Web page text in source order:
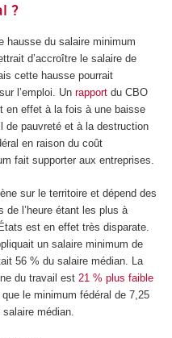
?
hausse du salaire minimum
d’accroître le salaire de
cette hausse pourrait
l’emploi. Un rapport du CBO
en effet à la fois à une baisse
de pauvreté et à la destruction
en raison du coût
fait supporter aux entreprises.
sur le territoire et dépend des
l’heure étant les plus à
est en effet très disparate.
un salaire minimum de
56 % du salaire médian. La
du travail est 21 % plus faible
le minimum fédéral de 7,25
médian.